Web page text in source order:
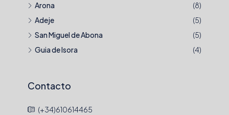
Arona
(8)
Adeje
(5)
San Miguel de Abona
(5)
Guia de Isora
(4)
Contacto
(+34)610614465